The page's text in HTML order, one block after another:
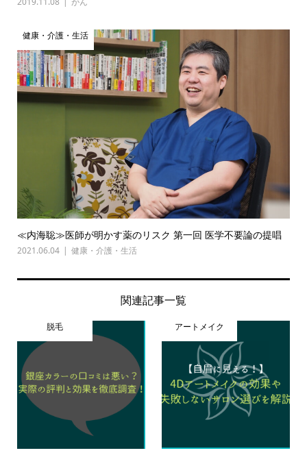
健康・介護・生活
≪内海聡≫医師が明かす薬のリスク 第一回 医学不要論の提唱
2021.06.04 健康・介護・生活
関連記事一覧
脱毛 アートメイク